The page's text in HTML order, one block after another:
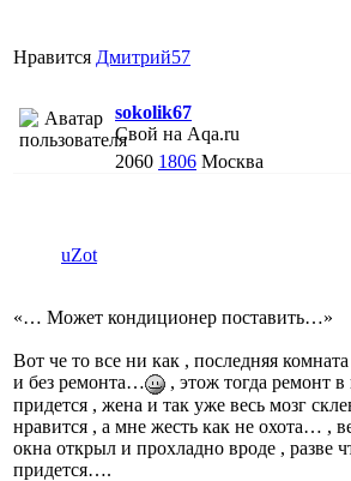
Нравится Дмитрий57
sokolik67
Свой на Aqa.ru
2060 1806 Москва
uZot
«… Может кондиционер поставить…»
Вот че то все ни как , последняя комната
и без ремонта…
, этож тогда ремонт в
придется , жена и так уже весь мозг
нравится , а мне жесть как не охота… ,
окна открыл и прохладно вроде , разве
придется….